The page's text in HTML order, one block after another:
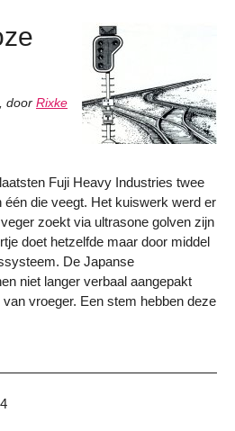
, door Rixke
Fuji Heavy Industries twee
één die veegt. Het kuiswerk werd er
zoekt via ultrasone golven zijn
doet hetzelfde maar door middel
De Japanse
niet langer verbaal aangepakt
vroeger. Een stem hebben deze